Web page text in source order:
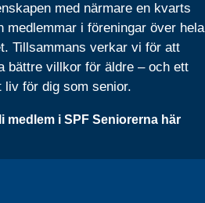
med närmare en kvarts
medlemmar i föreningar över hela
Tillsammans verkar vi för att
bättre villkor för äldre – och ett
liv för dig som senior.
medlem i SPF Seniorerna här